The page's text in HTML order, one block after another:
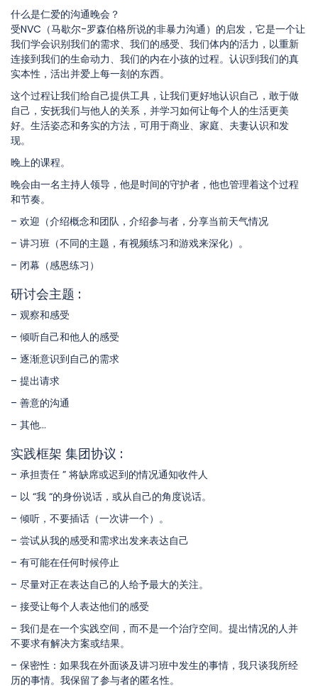
什么是仁爱的沟通晚会？
受NVC（马歇尔-罗森伯格所说的非暴力沟通）的启发，它是一个让
我们学会识别我们的需求、我们的感受、我们体内的活力，以重新
连接到我们的生命动力、我们的内在小孩的过程。认识到我们的真
实本性，活出并爱上每一刻的东西。
这个过程让我们给自己提供工具，让我们更好地认识自己，敢于做
自己，安抚我们与他人的关系，并学习如何让每个人的生活更美
好。生活姿态和务实的方法，可用于商业、家庭、夫妻认识和发
现。
晚上的课程。
晚会由一名主持人领导，他是时间的守护者，他也管理着这个过程
和节奏。
– 欢迎（介绍概念和团队，介绍参与者，分享当前天气情况
– 讲习班（不同的主题，有视频练习和游戏来深化）。
– 闭幕（感恩练习）
研讨会主题 :
– 观察和感受
– 倾听自己和他人的感受
– 逐渐意识到自己的需求
– 提出请求
– 善意的沟通
– 其他…
实践框架 集团协议 :
– 承担责任 ” 将缺席或迟到的情况通知收件人
– 以 “我 “的身份说话，或从自己的角度说话。
– 倾听，不要插话（一次讲一个）。
– 尝试从我的感受和需求出发来表达自己
– 有可能在任何时候停止
– 尽量对正在表达自己的人给予最大的关注。
– 接受让每个人表达他们的感受
– 我们是在一个实践空间，而不是一个治疗空间。提出情况的人并
不要求有解决方案或结果。
– 保密性：如果我在外面谈及讲习班中发生的事情，我只谈我所经
历的事情。我保留了参与者的匿名性。